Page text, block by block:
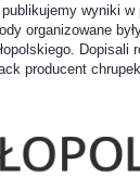
wyniki w
organizowane
Dopisali
producent